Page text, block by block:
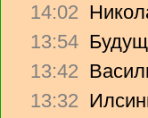
14:02
13:54
13:42
13:32